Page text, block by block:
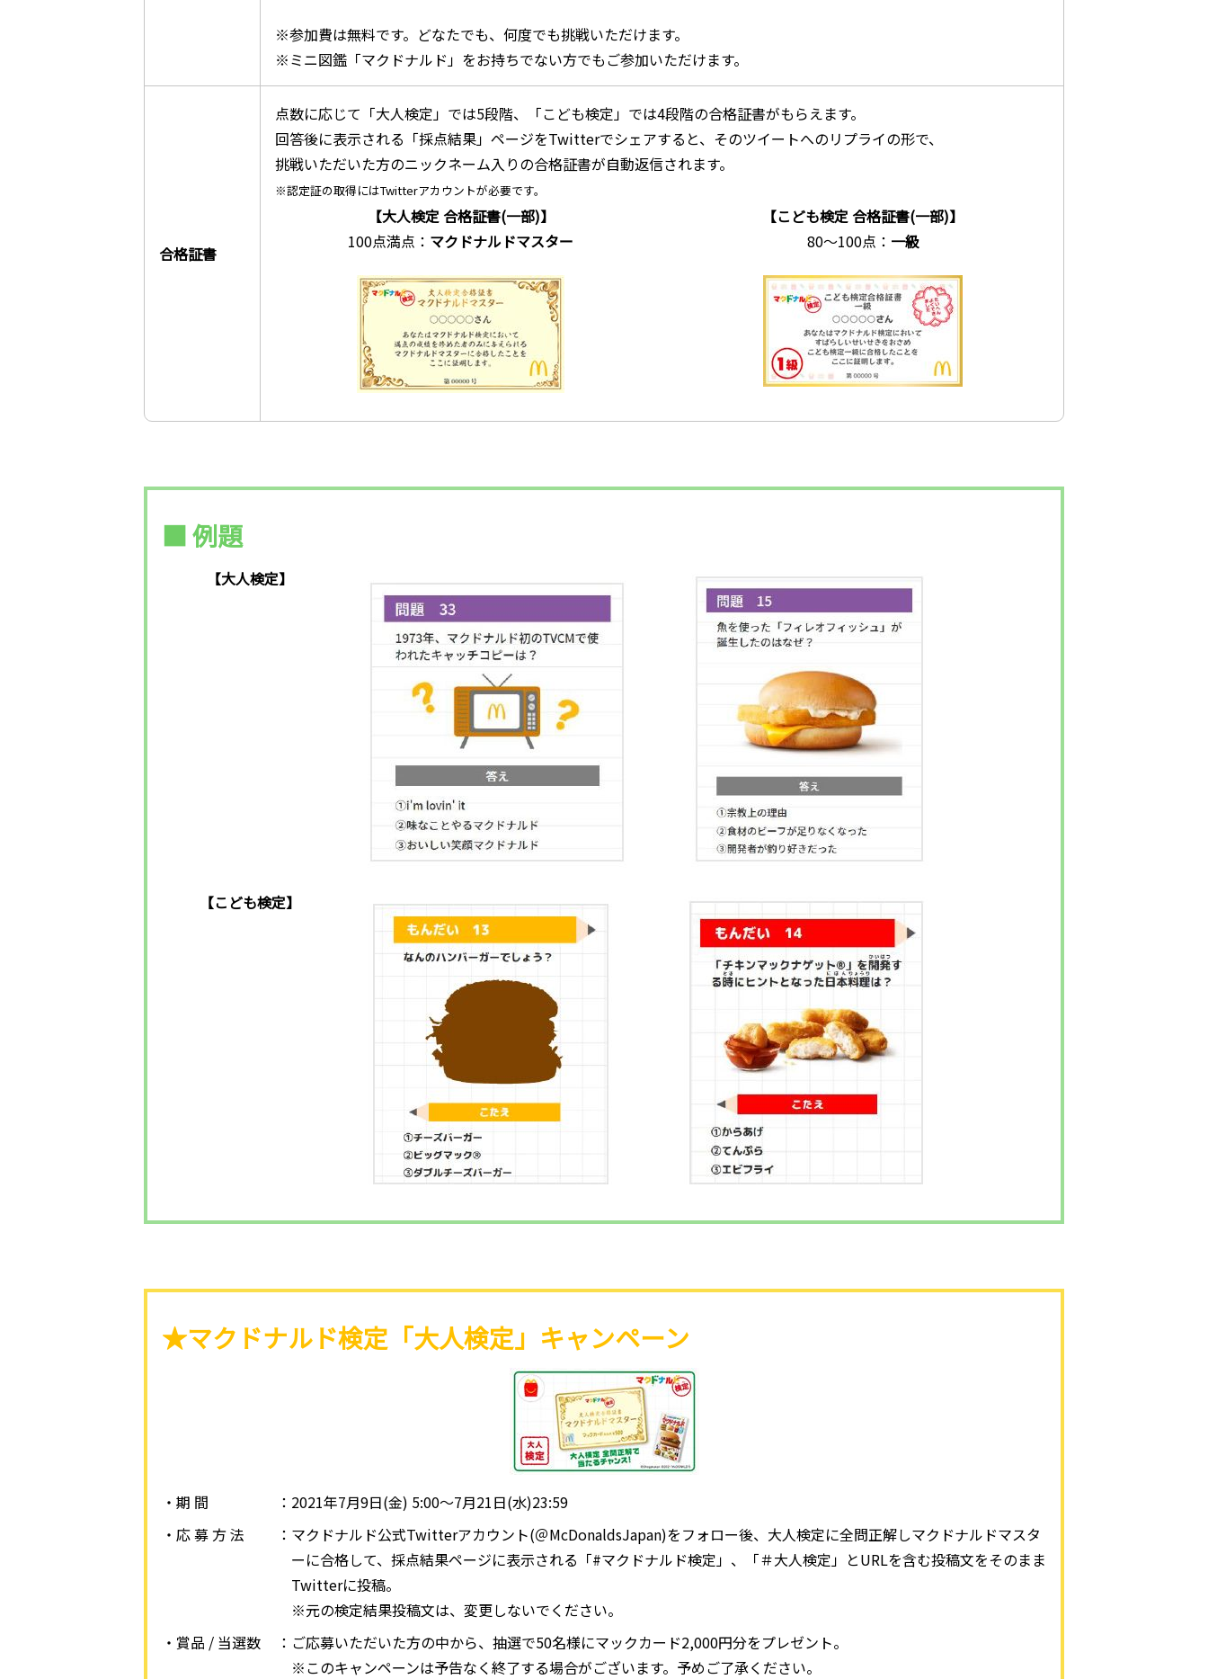
※参加費は無料です。どなたでも、何度でも挑戦いただけます。
※ミニ図鑑「マクドナルド」をお持ちでない方でもご参加いただけます。
合格証書
点数に応じて「大人検定」では5段階、「こども検定」では4段階の合格証書がもらえます。
回答後に表示される「採点結果」ページをTwitterでシェアすると、そのツイートへのリプライの形で、
挑戦いただいた方のニックネーム入りの合格証書が自動返信されます。
※認定証の取得にはTwitterアカウントが必要です。
【大人検定 合格証書(一部)】
100点満点： マクドナルドマスター
【こども検定 合格証書(一部)】
80～100点： 一級
■ 例題
【大人検定】
【こども検定】
★マクドナルド検定「大人検定」キャンペーン
・期 間
2021年7月9日(金) 5:00～7月21日(水)23:59
・応 募 方 法
マクドナルド公式Twitterアカウント(＠McDonaldsJapan)をフォロー後、大人検定に全問正解しマクドナルドマスタ
ーに合格して、採点結果ページに表示される「#マクドナルド検定」、「＃大人検定」とURLを含む投稿文をそのまま
Twitterに投稿。
※元の検定結果投稿文は、変更しないでください。
・賞品 / 当選数
ご応募いただいた⽅の中から、抽選で50名様にマックカード2,000円分をプレゼント。
※このキャンペーンは予告なく終了する場合がございます。予めご了承ください。